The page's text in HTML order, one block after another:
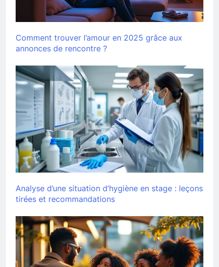
Comment trouver l’amour en 2025 grâce aux
annonces de rencontre ?
Analyse d’une situation d’hygiène en stage : leçons
tirées et recommandations